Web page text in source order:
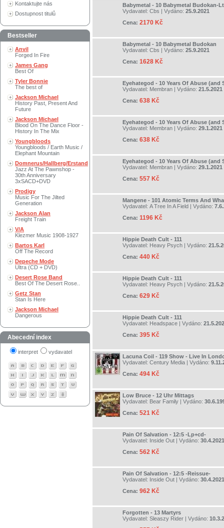
Kontaktujte nás
Dostupnost titulů
Bestseller
Anvil
Forged In Fire
James Gang
Best Of
Tyler Bonnie
The best of
Jackson Michael
History Past, Present And
Future
Jackson Michael
Blood On The Dance Floor -
History In The Mix
Youngbloods
Youngbloods / Earth Music /
Elephant Mountain
Domnerus/Hallberg/Erstand
Jazz At The Pawnshop -
30th Anniversary
3xSACD+DVD
Prodigy
Music For The Jilted
Generation
Jackson Alan
Freight Train
V/A
Klezmer Music 1908-1927
Bartos Karl
Off The Record
Depeche Mode
Ultra (CD + DVD)
Desert Rose Band
Best Of The Desert Rose..
Getz Stan
Stan Is Here
Jackson Michael
Dangerous
Abecední index
interpret vydavatel
Babymetal - 10 Babymetal Budokan-
Vydavatel: Cbs | Vydáno: 25.9.2021
Cena: 2170 Kč
Babymetal - 10 Babymetal Budokan
Vydavatel: Cbs | Vydáno: 25.9.2021
Cena: 1628 Kč
Eyehategod - 10 Years Of Abuse (and
Vydavatel: Membran | Vydáno: 21.5.2021
Cena: 638 Kč
Eyehategod - 10 Years Of Abuse (and
Vydavatel: Membran | Vydáno: 29.1.2021
Cena: 638 Kč
Eyehategod - 10 Years Of Abuse (and
Vydavatel: Membran | Vydáno: 29.1.2021
Cena: 557 Kč
Mangene - 101 Atomic Terms And
Vydavatel: A Tree In A Field | Vydáno:
Cena: 1196 Kč
Hippie Death Cult - 111
Vydavatel: Heavy Psych | Vydáno:
Cena: 440 Kč
Hippie Death Cult - 111
Vydavatel: Heavy Psych | Vydáno:
Cena: 629 Kč
Hippie Death Cult - 111
Vydavatel: Headspace | Vydáno:
Cena: 395 Kč
Lacuna Coil - 119 Show - Live In
Vydavatel: Century Media | Vydáno:
Cena: 494 Kč
Low Bruce - 12 Uhr Mittags
Vydavatel: Bear Family | Vydáno:
Cena: 521 Kč
Pain Of Salvation - 12:5 -Lp+cd-
Vydavatel: Inside Out | Vydáno: 30.4.2021
Cena: 562 Kč
Pain Of Salvation - 12:5 -Reissue-
Vydavatel: Inside Out | Vydáno: 30.4.2021
Cena: 962 Kč
Forgotten - 13 Martyrs
Vydavatel: Sleaszy Rider | Vydáno: